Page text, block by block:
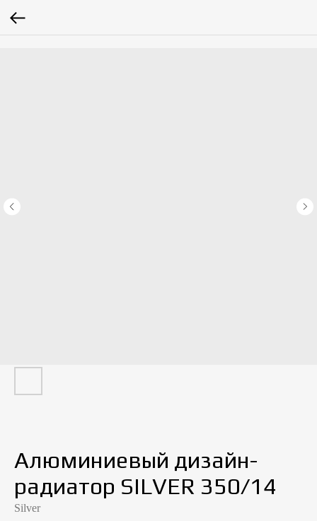
Алюминиевый дизайн-
радиатор SILVER 350/14
Silver